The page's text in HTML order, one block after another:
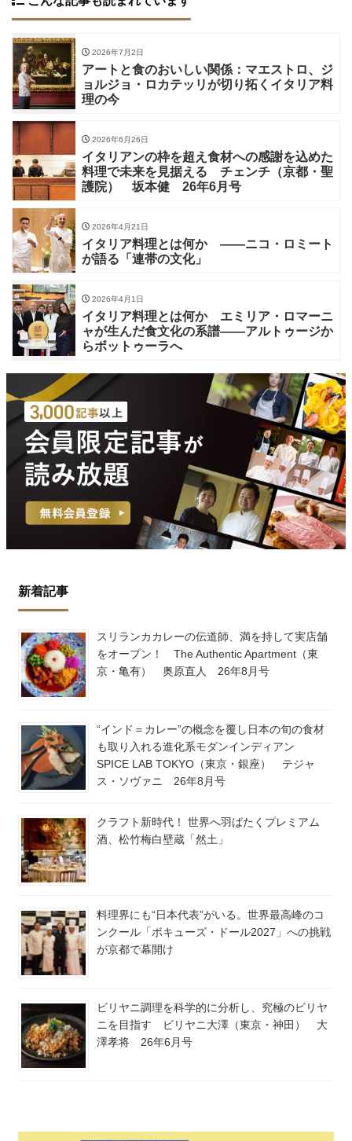
2026年7月2日
アートと食のおいしい関係：マエストロ、ジ
ョルジョ・ロカテッリが切り拓くイタリア料
理の今
2026年6月26日
イタリアンの枠を超え食材への感謝を込めた
料理で未来を見据える チェンチ（京都・聖
護院） 坂本健 26年6月号
2026年4月21日
イタリア料理とは何か ——ニコ・ロミート
が語る「連帯の文化」
2026年4月1日
イタリア料理とは何か エミリア・ロマーニ
ャが生んだ食文化の系譜——アルトゥージか
らボットゥーラへ
新着記事
スリランカカレーの伝道師、満を持して実店舗
をオープン！ The Authentic Apartment（東
京・亀有） 奥原直人 26年8月号
“インド＝カレー”の概念を覆し日本の旬の食材
も取り入れる進化系モダンインディアン
SPICE LAB TOKYO（東京・銀座） テジャ
ス・ソヴァニ 26年8月号
クラフト新時代！ 世界へ羽ばたくプレミアム
酒、松竹梅白壁蔵「然土」
料理界にも“日本代表”がいる。世界最高峰のコ
ンクール「ボキューズ・ドール2027」への挑戦
が京都で幕開け
ビリヤニ調理を科学的に分析し、究極のビリヤ
ニを目指す ビリヤニ大澤（東京・神田） 大
澤孝将 26年6月号